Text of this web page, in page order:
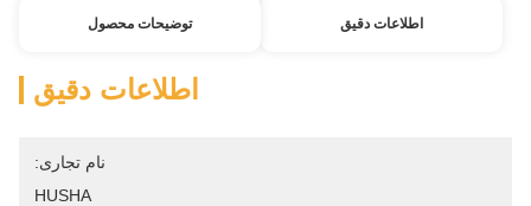
اطلاعات دقیق توضیحات محصول
اطلاعات دقیق
نام تجاری:
HUSHA